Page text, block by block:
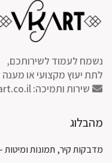
נשמח לעמוד לשירותכם,
לתת יעוץ מקצועי או
שירות ותמיכה:
מהבלוג
מדבקות קיר, תמונות